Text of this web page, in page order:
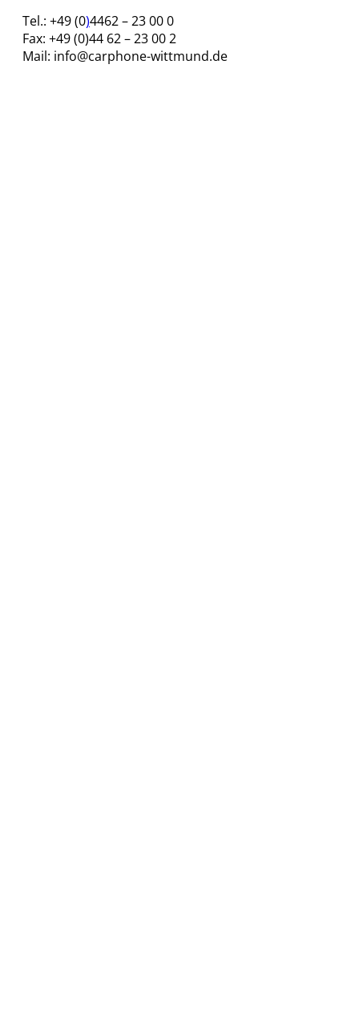
Tel.: +49 (0)4462 – 23 00 0
Fax: +49 (0)44 62 – 23 00 2
Mail: info@carphone-wittmund.de